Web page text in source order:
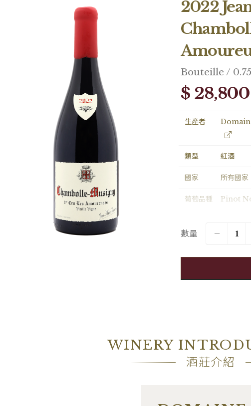
2022
Bouteille /
$ 28,800
生產者
類型 紅酒
國家 所有國家
葡萄品種 Pinot
容量
包裝 ―
數量
WINERY
酒莊介紹